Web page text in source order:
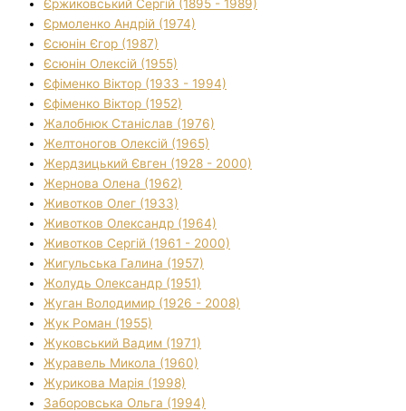
Єржиковський Сергій (1895 - 1989)
Єрмоленко Андрій (1974)
Єсюнін Єгор (1987)
Єсюнін Олексій (1955)
Єфіменко Віктор (1933 - 1994)
Єфіменко Віктор (1952)
Жалобнюк Станіслав (1976)
Желтоногов Олексій (1965)
Жердзицький Євген (1928 - 2000)
Жернова Олена (1962)
Животков Олег (1933)
Животков Олександр (1964)
Животков Сергій (1961 - 2000)
Жигульська Галина (1957)
Жолудь Олександр (1951)
Жуган Володимир (1926 - 2008)
Жук Роман (1955)
Жуковський Вадим (1971)
Журавель Микола (1960)
Журикова Марія (1998)
Заборовська Ольга (1994)